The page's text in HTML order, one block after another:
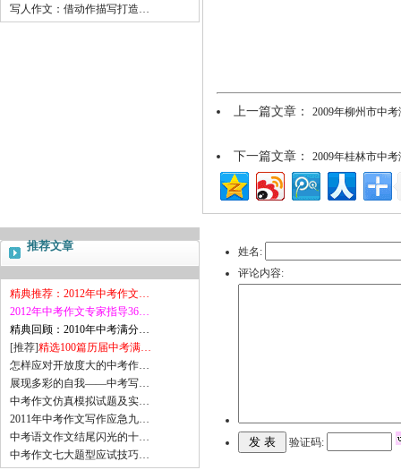
写人作文：借动作描写打造…
推荐文章
精典推荐：2012年中考作文…
2012年中考作文专家指导36…
精典回顾：2010年中考满分…
[推荐]精选100篇历届中考满…
怎样应对开放度大的中考作…
展现多彩的自我——中考写…
中考作文仿真模拟试题及实…
2011年中考作文写作应急九…
中考语文作文结尾闪光的十…
中考作文七大题型应试技巧…
上一篇文章： 2009年柳州市中
下一篇文章： 2009年桂林市中
姓名:
评论内容:
验证码: